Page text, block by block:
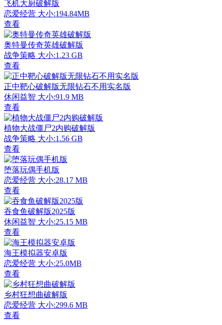
飞机大厨破解版
恋爱经营 大小:194.84MB
查看
奥特曼传奇英雄破解版
战争策略 大小:1.23 GB
查看
正中靶心破解版无限钻石不用实名版
休闲益智 大小:91.9 MB
查看
植物大战僵尸2内购破解版
战争策略 大小:1.56 GB
查看
堕落玩偶手机版
恋爱经营 大小:28.17 MB
查看
吞食鱼破解版2025版
休闲益智 大小:25.15 MB
查看
海王模拟器安卓版
恋爱经营 大小:25.0MB
查看
乡村狂想曲破解版
恋爱经营 大小:299.6 MB
查看